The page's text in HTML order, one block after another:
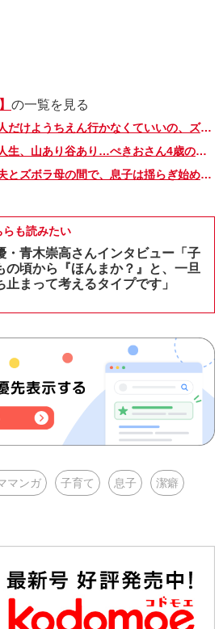
の一覧を見る
「大人だけようちえん行かなくていいの、ズルい」行き渋りがおさまったと思ったら…【潔癖夫と子育て中！・56】
潔癖人生、山あり谷あり…ぺきおさん4歳の思い出は唯一の汚点!?【潔癖夫と子育て中！・54】
潔癖夫とズボラ母の間で、息子は揺らぎ始めていた【潔癖夫と子育て中！・61】
らも読みたい
・青木崇高さんインタビュー「子
の頃から『ほんまか？』と、一旦
止まって考えるタイプです」
マンガ 子育て 息子 潔癖